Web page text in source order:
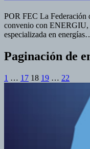
POR FEC La Federación
convenio con ENERGIU,
especializada en
Paginación de
1 … 17 18 19 … 22